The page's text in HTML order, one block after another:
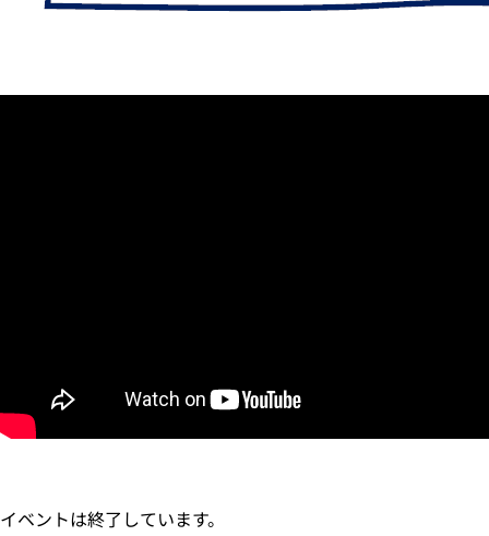
イベントは終了しています。